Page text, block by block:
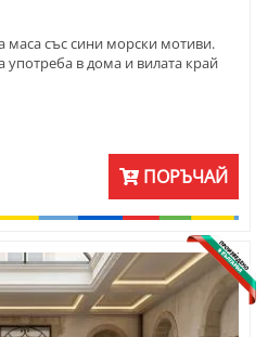
маса със сини морски мотиви.
употреба в дома и вилата край
ПОРЪЧАЙ